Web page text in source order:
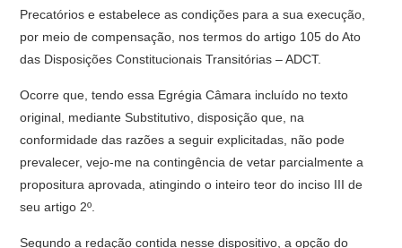
Precatórios e estabelece as condições para a sua execução,
por meio de compensação, nos termos do artigo 105 do Ato
das Disposições Constitucionais Transitórias – ADCT.
Ocorre que, tendo essa Egrégia Câmara incluído no texto
original, mediante Substitutivo, disposição que, na
conformidade das razões a seguir explicitadas, não pode
prevalecer, vejo-me na contingência de vetar parcialmente a
propositura aprovada, atingindo o inteiro teor do inciso III de
seu artigo 2º.
Segundo a redação contida nesse dispositivo, a opção do